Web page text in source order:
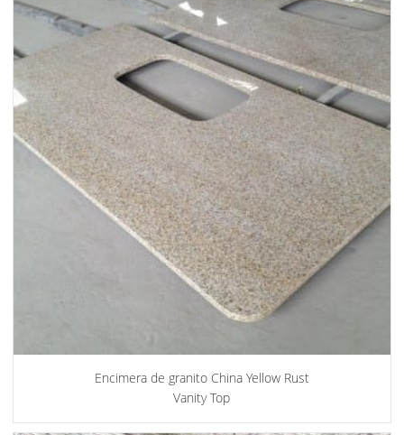
Encimera de granito China Yellow Rust
Vanity Top